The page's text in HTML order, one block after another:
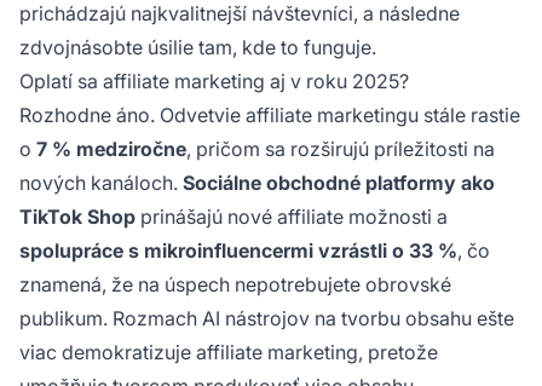
prichádzajú najkvalitnejší návštevníci, a následne
zdvojnásobte úsilie tam, kde to funguje.
Oplatí sa affiliate marketing aj v roku 2025?
Rozhodne áno. Odvetvie affiliate marketingu stále rastie
o 7 % medziročne, pričom sa rozširujú príležitosti na
nových kanáloch. Sociálne obchodné platformy ako
TikTok Shop prinášajú nové affiliate možnosti a
spolupráce s mikroinfluencermi vzrástli o 33 %, čo
znamená, že na úspech nepotrebujete obrovské
publikum. Rozmach AI nástrojov na tvorbu obsahu ešte
viac demokratizuje affiliate marketing, pretože